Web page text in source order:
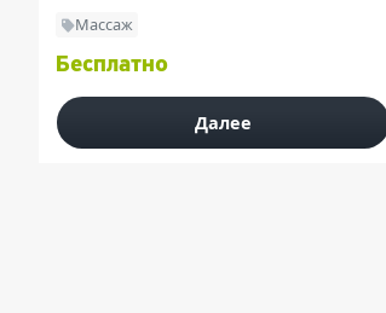
Массаж
Бесплатно
Далее